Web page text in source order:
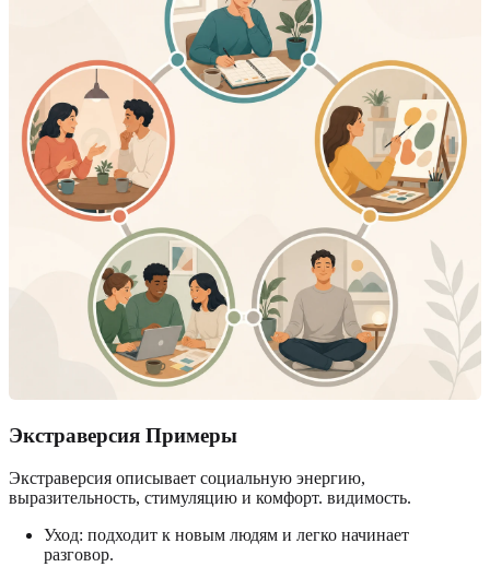
Экстраверсия Примеры
Экстраверсия описывает социальную энергию,
выразительность, стимуляцию и комфорт. видимость.
Уход: подходит к новым людям и легко начинает
разговор.